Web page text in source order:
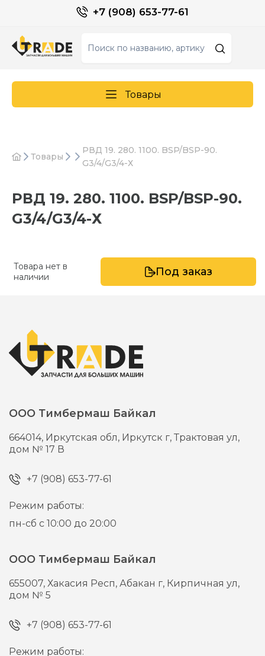
+7 (908) 653-77-61
Товары
Товары
РВД 19. 280. 1100. BSP/BSP-90.
G3/4/G3/4-Х
РВД 19. 280. 1100. BSP/BSP-90.
G3/4/G3/4-Х
Товара нет в
наличии
Под заказ
ООО Тимбермаш Байкал
664014, Иркутская обл, Иркутск г,Трактовая ул,
дом № 17 В
+7 (908) 653-77-61
Режим работы:
пн-сб с 10:00 до 20:00
ООО Тимбермаш Байкал
655007,Хакасия Респ, Абакан г, Кирпичная ул,
дом № 5
+7 (908) 653-77-61
Режим работы: